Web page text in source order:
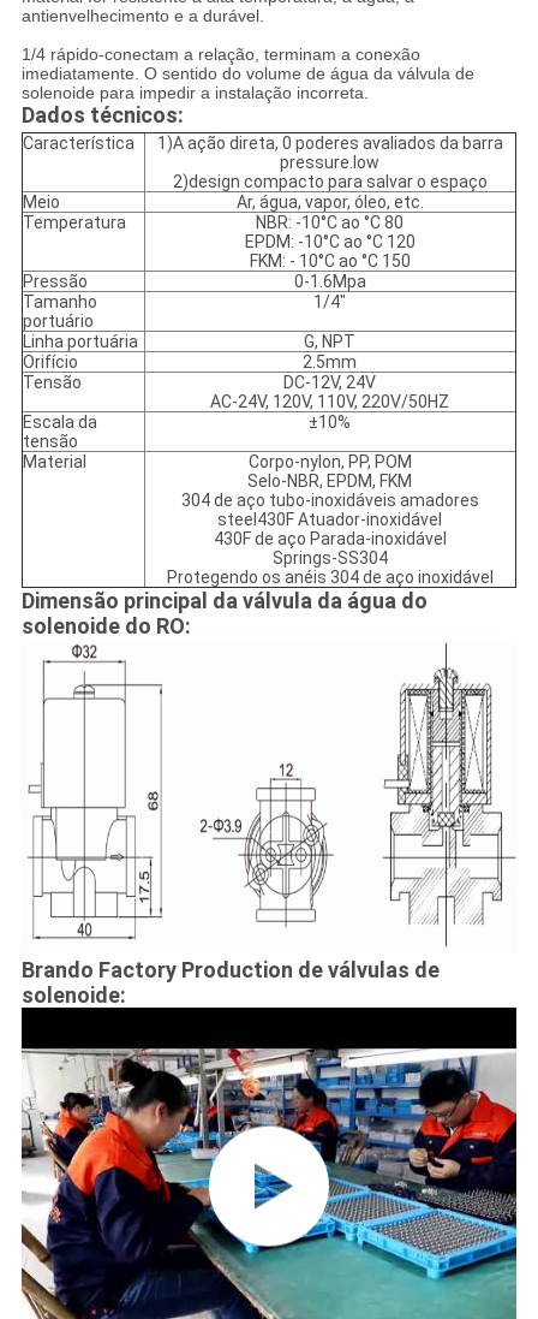
antienvelhecimento e a durável.
1/4 rápido-conectam a relação, terminam a conexão
imediatamente. O sentido do volume de água da válvula de
solenoide para impedir a instalação incorreta.
Dados técnicos:
Característica
1)A ação direta, 0 poderes avaliados da barra
pressure.low
2)design compacto para salvar o espaço
Meio
Ar, água, vapor, óleo, etc.
Temperatura
NBR: -10°C ao °C 80
EPDM: -10°C ao °C 120
FKM: - 10°C ao °C 150
Pressão
0-1.6Mpa
Tamanho
portuário
1/4"
Linha portuária
G, NPT
Orifício
2.5mm
Tensão
DC-12V, 24V
AC-24V, 120V, 110V, 220V/50HZ
Escala da
tensão
±10%
Material
Corpo-nylon, PP, POM
Selo-NBR, EPDM, FKM
304 de aço tubo-inoxidáveis amadores
steel430F Atuador-inoxidável
430F de aço Parada-inoxidável
Springs-SS304
Protegendo os anéis 304 de aço inoxidável
Dimensão principal da válvula da água do
solenoide do RO:
Brando Factory Production de válvulas de
solenoide: